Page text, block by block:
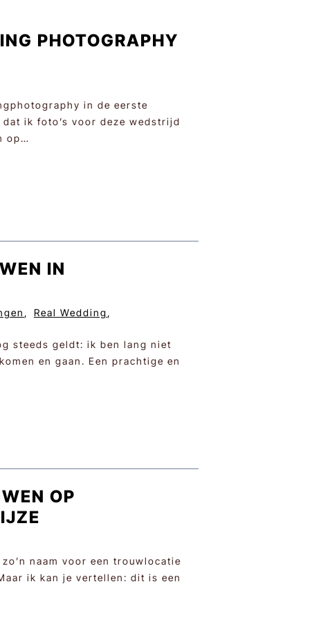
PHOTOGRAPHY
in de eerste
ik foto’s voor deze wedstrijd
op…
IN
, Real Wedding,
steeds geldt: ik ben lang niet
en gaan. Een prachtige en
OP
naam voor een trouwlocatie
ik kan je vertellen: dit is een